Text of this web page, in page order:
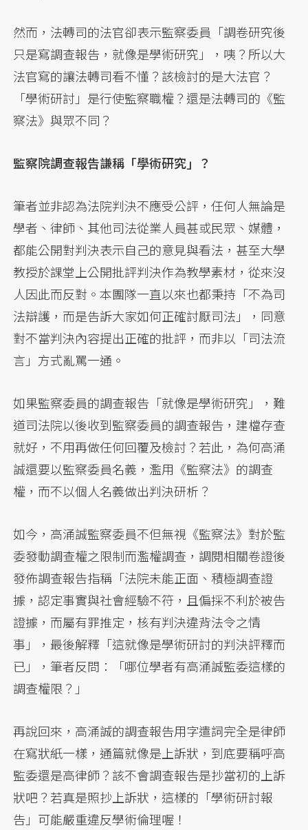
然而，法轉司的法官卻表示監察委員「調卷研究後
只是寫調查報告，就像是學術研究」，咦？所以大
法官寫的讓法轉司看不懂？該檢討的是大法官？
「學術研討」是行使監察職權？還是法轉司的《監
察法》與眾不同？
監察院調查報告謙稱「學術研究」？
筆者並非認為法院判決不應受公評，任何人無論是
學者、律師、其他司法從業人員甚或民眾、媒體，
都能公開對判決表示自己的意見與看法，甚至大學
教授於課堂上公開批評判決作為教學素材，從來沒
人因此而反對。本團隊一直以來也都秉持「不為司
法辯護，而是告訴大家如何正確討厭司法」，同意
對不當判決內容提出正確的批評，而非以「司法流
言」方式亂罵一通。
如果監察委員的調查報告「就像是學術研究」，難
道司法院以後收到監察委員的調查報告，建檔存查
就好，不用再做任何回覆及檢討？若此，為何高涌
誠還要以監察委員名義，濫用《監察法》的調查
權，而不以個人名義做出判決研析？
如今，高涌誠監察委員不但無視《監察法》對於監
委發動調查權之限制而濫權調查，調閱相關卷證後
發佈調查報告指稱「法院未能正面、積極調查證
據，認定事實與社會經驗不符，且偏採不利於被告
證據，而屬有罪推定，核有判決違背法令之情
事」，最後解釋「這就像是學術研討的判決評釋而
已」，筆者反問：「哪位學者有高涌誠監委這樣的
調查權限？」
再說回來，高涌誠的調查報告用字遣詞完全是律師
在寫狀紙一樣，通篇就像是上訴狀，到底要稱呼高
監委還是高律師？該不會調查報告是抄當初的上訴
狀吧？若真是照抄上訴狀，這樣的「學術研討報
告」可能嚴重違反學術倫理喔！